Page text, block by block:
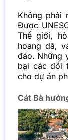
Không phải
Được
Thế giới,
hoang dã,
đáo. Những
bại các đối
cho dự án
Cát Bà